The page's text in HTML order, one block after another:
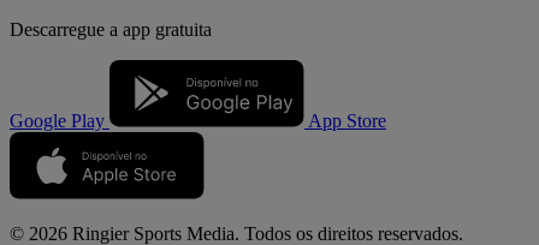
Descarregue a app gratuita
Google Play App Store
© 2026 Ringier Sports Media. Todos os direitos reservados.